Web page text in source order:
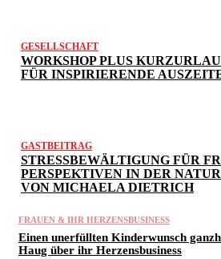
GESELLSCHAFT
WORKSHOP PLUS
FÜR INSPIRIERENDE
GASTBEITRAG
STRESSBEWÄLTIGUNG FÜR
PERSPEKTIVEN IN DER
VON MICHAELA DIETRICH
FRAUEN & IHR HERZENSBUSINESS
Einen unerfüllten Kinderwunsch
Haug über ihr Herzensbusiness